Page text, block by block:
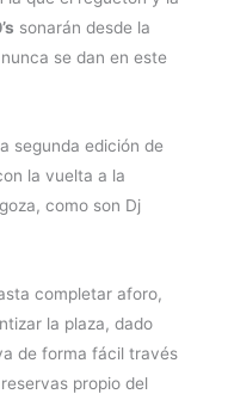
sonarán desde la
se dan en este
segunda edición de
la vuelta a la
como son Dj
completar aforo,
la plaza, dado
de forma fácil través
propio del